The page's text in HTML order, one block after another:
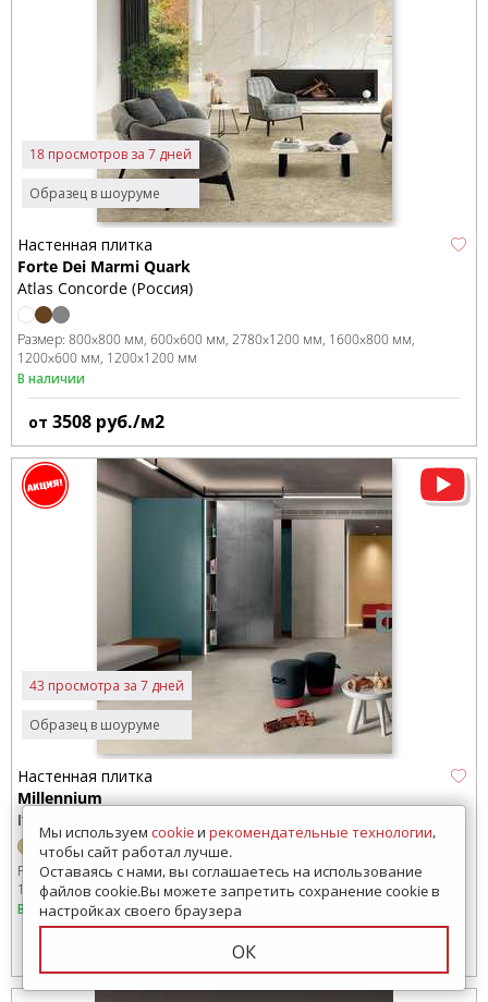
Образец в шоуруме
18 просмотров за 7 дней
Настенная плитка
Forte Dei Marmi Quark
Atlas Concorde (Россия)
Размер: 800x800 мм 600x600 мм 2780x1200 мм 1600x800 мм
1200x600 мм 1200x1200 мм
В наличии
от 3508 руб./м2
Образец в шоуруме
43 просмотра за 7 дней
Настенная плитка
Millennium
Italon (Россия)
Размер:800x800 мм 600x600 мм 2780x1200 мм 1600x800 мм
1200x600 мм 1200x1200 мм
В наличии
Мы используем cookieи рекомендательные технологии,
чтобы сайт работал лучше.
Оставаясь с нами, вы соглашаетесь на использование
файлов cookie.Вы можете запретить сохранение cookie в
настройках своего браузера
ОК